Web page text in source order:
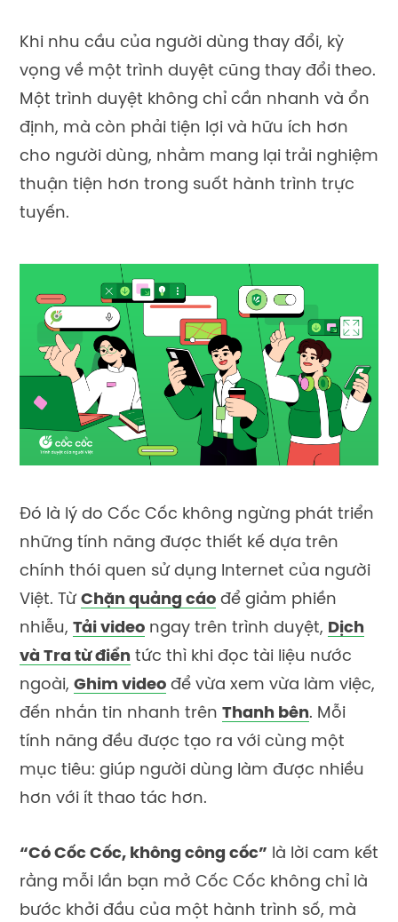
Khi nhu cầu của người dùng thay đổi, kỳ
vọng về một trình duyệt cũng thay đổi theo.
Một trình duyệt không chỉ cần nhanh và ổn
định, mà còn phải tiện lợi và hữu ích hơn
cho người dùng, nhằm mang lại trải nghiệm
thuận tiện hơn trong suốt hành trình trực
tuyến.
Đó là lý do Cốc Cốc không ngừng phát triển
những tính năng được thiết kế dựa trên
chính thói quen sử dụng Internet của người
Việt. Từ Chặn quảng cáo để giảm phiền
nhiễu, Tải video ngay trên trình duyệt, Dịch
và Tra từ điển tức thì khi đọc tài liệu nước
ngoài, Ghim video để vừa xem vừa làm việc,
đến nhắn tin nhanh trên Thanh bên. Mỗi
tính năng đều được tạo ra với cùng một
mục tiêu: giúp người dùng làm được nhiều
hơn với ít thao tác hơn.
“Có Cốc Cốc, không công cốc” là lời cam kết
rằng mỗi lần bạn mở Cốc Cốc không chỉ là
bước khởi đầu của một hành trình số, mà